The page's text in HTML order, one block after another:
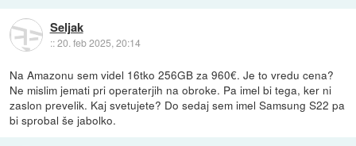
Seljak
::20. feb 2025, 20:14
Na Amazonu sem videl 16tko 256GB za 960€. Je to vredu cena?
Ne mislim jemati pri operaterjih na obroke. Pa imel bi tega, ker ni
zaslon prevelik. Kaj svetujete? Do sedaj sem imel Samsung S22 pa
bi sprobal še jabolko.